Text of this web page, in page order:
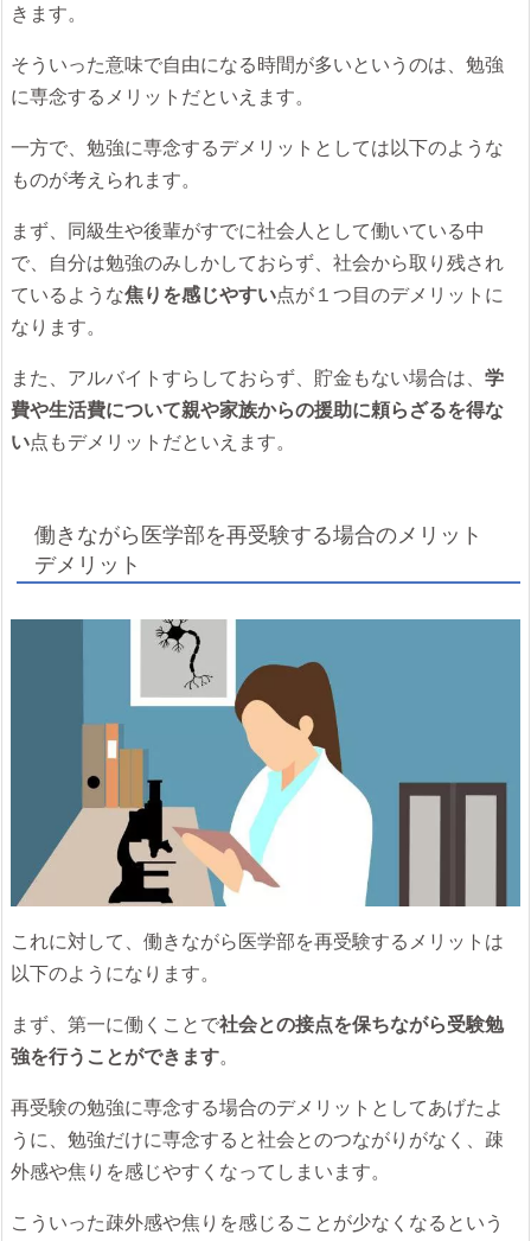
きます。
そういった意味で自由になる時間が多いというのは、勉強
に専念するメリットだといえます。
一方で、勉強に専念するデメリットとしては以下のような
ものが考えられます。
まず、同級生や後輩がすでに社会人として働いている中
で、自分は勉強のみしかしておらず、社会から取り残され
ているような焦りを感じやすい点が１つ目のデメリットに
なります。
また、アルバイトすらしておらず、貯金もない場合は、 学
費や生活費について親や家族からの援助に頼らざるを得な
い点もデメリットだといえます。
働きながら医学部を再受験する場合のメリット
デメリット
これに対して、働きながら医学部を再受験するメリットは
以下のようになります。
まず、第一に働くことで社会との接点を保ちながら受験勉
強を行うことができます。
再受験の勉強に専念する場合のデメリットとしてあげたよ
うに、勉強だけに専念すると社会とのつながりがなく、疎
外感や焦りを感じやすくなってしまいます。
こういった疎外感や焦りを感じることが少なくなるという